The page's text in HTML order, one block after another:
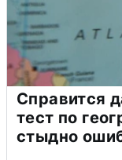
Справится
тест по
стыдно